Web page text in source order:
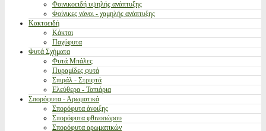
Φοινικοειδή υψηλής ανάπτυξης
Φοίνικες νάνοι - χαμηλής ανάπτυξης
Κακτοειδή
Κάκτοι
Παχύφυτα
Φυτά Σχήματα
Φυτά Μπάλες
Πυραμίδες φυτά
Σπιράλ - Στριφτά
Ελεύθερα - Τοπιάρια
Σπορόφυτα - Αρωματικά
Σπορόφυτα άνοιξης
Σπορόφυτα φθινοπώρου
Σπορόφυτα αρωματικών